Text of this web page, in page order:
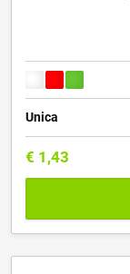
Unica
€ 1,43